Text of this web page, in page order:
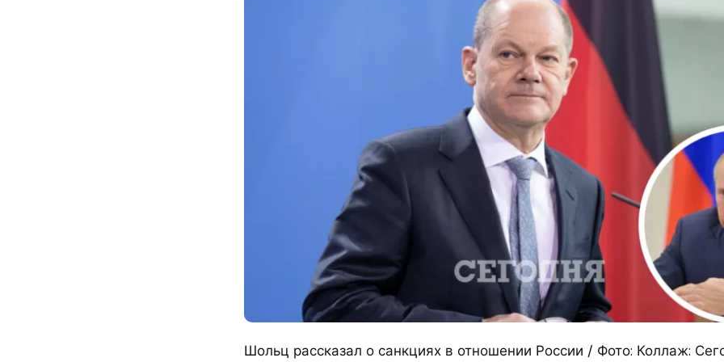
Шольц рассказал о санкциях в отношении России / Фото: Коллаж: